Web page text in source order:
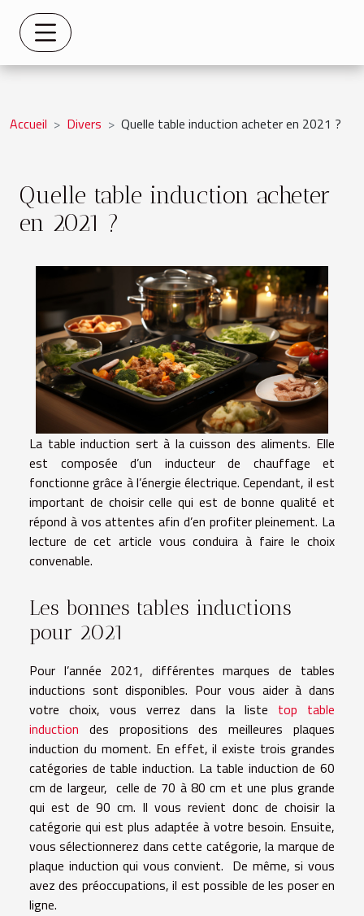
Accueil Divers Quelle table induction acheter en 2021 ?
Quelle table induction acheter
en 2021 ?
La table induction sert à la cuisson des aliments. Elle
est composée d’un inducteur de chauffage et
fonctionne grâce à l’énergie électrique. Cependant, il est
important de choisir celle qui est de bonne qualité et
répond à vos attentes afin d’en profiter pleinement. La
lecture de cet article vous conduira à faire le choix
convenable.
Les bonnes tables inductions
pour 2021
Pour l’année 2021, différentes marques de tables
inductions sont disponibles. Pour vous aider à dans
votre choix, vous verrez dans la liste top table
induction des propositions des meilleures plaques
induction du moment. En effet, il existe trois grandes
catégories de table induction. La table induction de 60
cm de largeur, celle de 70 à 80 cm et une plus grande
qui est de 90 cm. Il vous revient donc de choisir la
catégorie qui est plus adaptée à votre besoin. Ensuite,
vous sélectionnerez dans cette catégorie, la marque de
plaque induction qui vous convient. De même, si vous
avez des préoccupations, il est possible de les poser en
ligne.